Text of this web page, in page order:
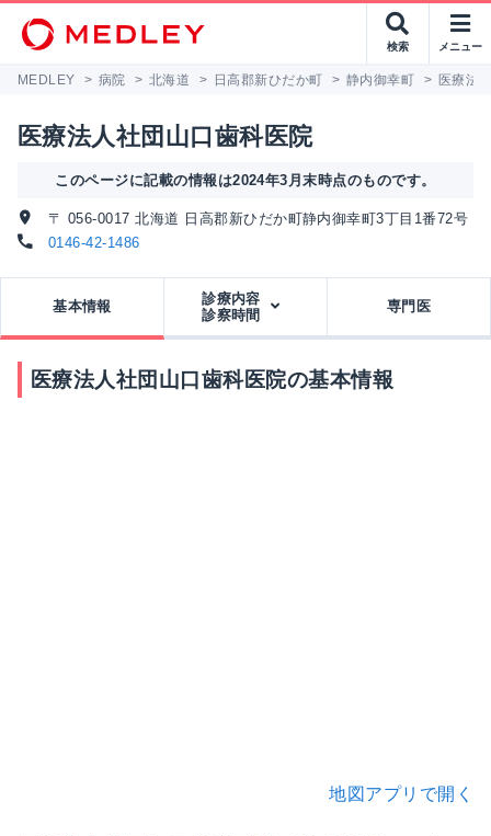
検索 メニュー
MEDLEY > 病院 > 北海道 > 日高郡新ひだか町 > 静内御幸町 > 医療法
医療法人社団山口歯科医院
このページに記載の情報は2024年3月末時点のものです。
〒 056-0017 北海道 日高郡新ひだか町静内御幸町3丁目1番72号
0146-42-1486
基本情報
診療内容
診察時間
専門医
医療法人社団山口歯科医院の基本情報
地図アプリで開く